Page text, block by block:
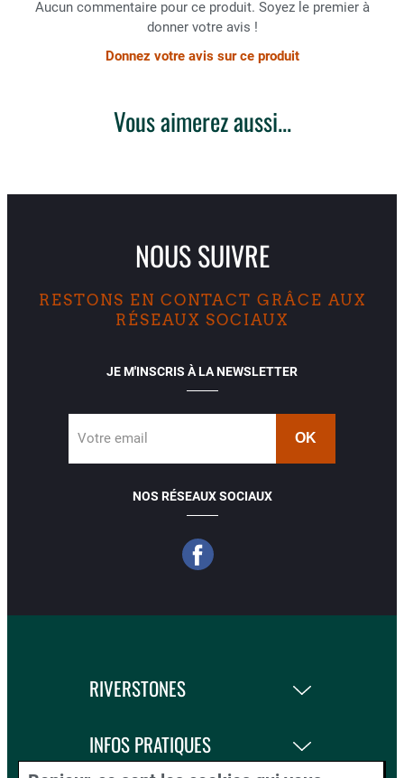
Aucun commentaire pour ce produit. Soyez le premier à
donner votre avis !
Donnez votre avis sur ce produit
Vous aimerez aussi...
NOUS SUIVRE
RESTONS EN CONTACT GRÂCE AUX
RÉSEAUX SOCIAUX
JE M'INSCRIS À LA NEWSLETTER
Votre email
NOS RÉSEAUX SOCIAUX
RIVERSTONES
INFOS PRATIQUES